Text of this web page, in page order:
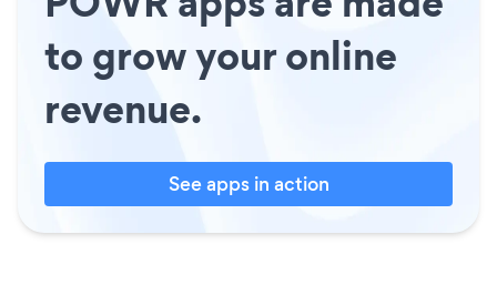
to grow your online
revenue.
See apps in action